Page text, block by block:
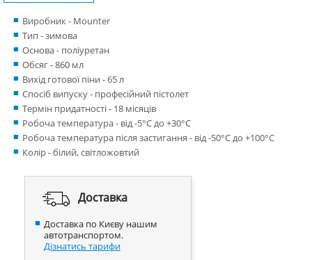
Виробник - Mounter
Тип - зимова
Основа - поліуретан
Обсяг - 860 мл
Вихід готової піни - 65 л
Спосіб випуску - професійний пістолет
Термін придатності - 18 місяців
Робоча температура - від -5°С до +30°С
Робоча температура після застигання - від -50°С до +100°С
Колір - білий, світложовтий
Доставка
Доставка по Києву нашим
автотранспортом.
Дізнатись тарифи